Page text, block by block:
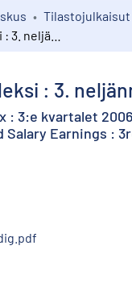
Tilastojulkaisut
: 3.
: 3:e kvartalet 2006
Salary Earnings :